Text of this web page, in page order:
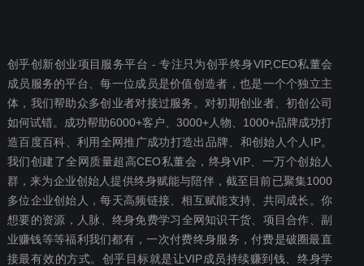
创乎创新创业项目服务平台 - 专注只为创乎终身VIP,CEO私董会
成员服务的平台、每一位成员是价值创造者，也是一个个独立主
体，我们帮助众多创业者对接过服务。对初期创业者、初创公司
如何试错。成功帮助6000+客户、3000+人物、1000+品牌成功打
造百度百科、利用全网推广成功打造出品牌、和创始人个人IP。
我们创建了全网质量超高CEO私董会，终身VIP、一万个创始人
群，来为企业创始人提供终身赋能与陪伴，截至目前已聚集1000
多位企业创始人，每天高频链接、相互赋能支持、共同成长。你
想要‬的资源，人脉、终身免费学习全网知识干货、项目合作、副
业赚钱等等福利我们都‬有，一次付费终‬身服务，付费是破圈最‬直
接最有效‬的方式。创乎目标就是让VIP成员持续赚到钱、终身学